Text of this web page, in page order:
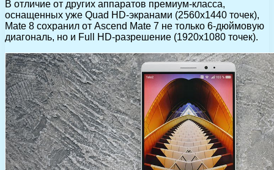
В отличие от других аппаратов премиум-класса,
оснащенных уже Quad HD-экранами (2560х1440 точек),
Mate 8 сохранил от Ascend Mate 7 не только 6-дюймовую
диагональ, но и Full HD-разрешение (1920х1080 точек).